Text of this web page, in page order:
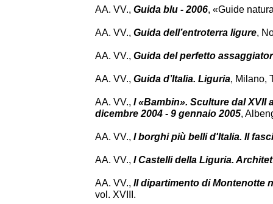
AA. VV., Guida blu - 2006, «Guide
AA. VV., Guida dell’entroterra ligure,
AA. VV., Guida del perfetto
AA. VV., Guida d’Italia. Liguria, Milano,
AA. VV., I «Bambin». Sculture dal XVII
dicembre 2004 - 9 gennaio 2005,
AA. VV., I borghi più belli d'Italia. Il
AA. VV., I Castelli della Liguria.
AA. VV., Il dipartimento di Montenotte
vol. XVIII.